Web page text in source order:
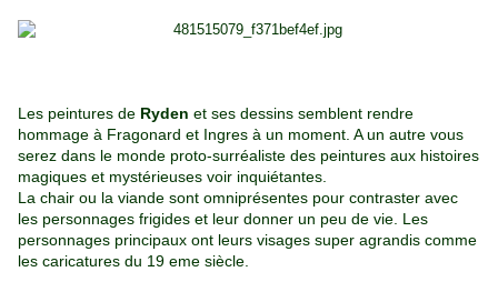
Les peintures de Ryden et ses dessins semblent rendre
hommage à Fragonard et Ingres à un moment. A un autre vous
serez dans le monde proto-surréaliste des peintures aux histoires
magiques et mystérieuses voir inquiétantes.
La chair ou la viande sont omniprésentes pour contraster avec
les personnages frigides et leur donner un peu de vie. Les
personnages principaux ont leurs visages super agrandis comme
les caricatures du 19 eme siècle.